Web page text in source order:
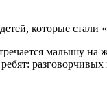
которые стали
малышу